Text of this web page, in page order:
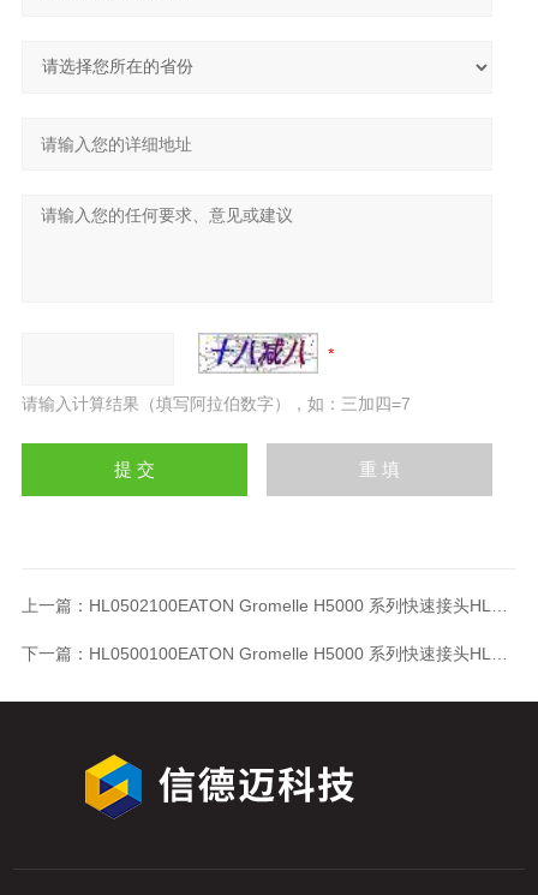
请输入计算结果（填写阿拉伯数字），如：三加四=7
上一篇： HL0502100EATON Gromelle H5000 系列快速接头HL0502100
下一篇： HL0500100EATON Gromelle H5000 系列快速接头HL0500100